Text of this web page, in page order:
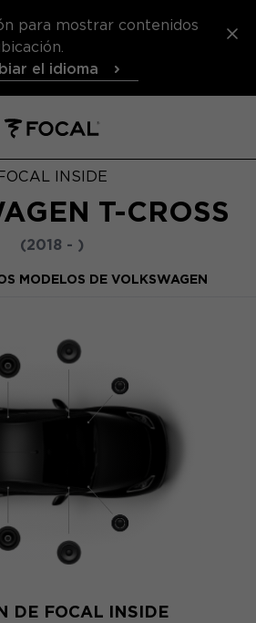
para mostrar contenidos
el idioma
INSIDE
T-CROSS
(2018 - )
MODELOS DE VOLKSWAGEN
DE FOCAL INSIDE